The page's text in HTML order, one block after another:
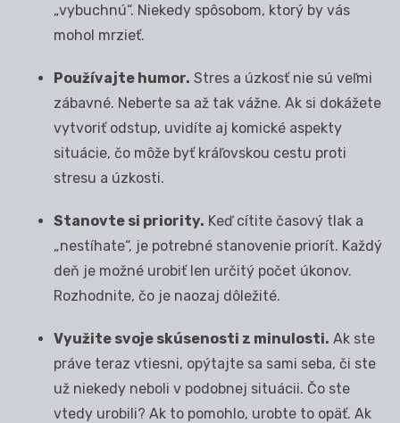
„vybuchnú“. Niekedy spôsobom, ktorý by vás
mohol mrzieť.
Používajte humor. Stres a úzkosť nie sú veľmi
zábavné. Neberte sa až tak vážne. Ak si dokážete
vytvoriť odstup, uvidíte aj komické aspekty
situácie, čo môže byť kráľovskou cestu proti
stresu a úzkosti.
Stanovte si priority. Keď cítite časový tlak a
„nestíhate“, je potrebné stanovenie priorít. Každý
deň je možné urobiť len určitý počet úkonov.
Rozhodnite, čo je naozaj dôležité.
Využite svoje skúsenosti z minulosti. Ak ste
práve teraz vtiesni, opýtajte sa sami seba, či ste
už niekedy neboli v podobnej situácii. Čo ste
vtedy urobili? Ak to pomohlo, urobte to opäť. Ak